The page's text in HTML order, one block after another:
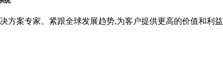
方案专家。紧跟全球发展趋势,为客户提供更高的价值和利益